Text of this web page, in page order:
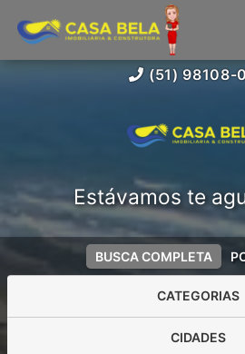
(51) 98108-
Estávamos te
BUSCA COMPLETA
CATEGORIAS
CIDADES